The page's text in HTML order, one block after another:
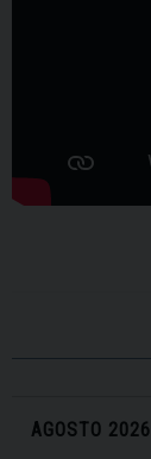
AGOSTO 2026